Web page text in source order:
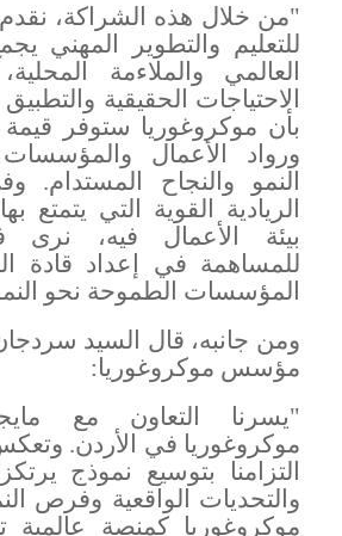
"من خلال هذه الشراكة، نقدم
للتعليم والتطوير المهني
العالمي والملاءمة
الاحتياجات الحقيقية
بأن موكروغوريا ستوفر قيمة
ورواد الأعمال
النمو والنجاح
الريادية القوية التي يتمتع
بيئة الأعمال فيه، نرى
للمساهمة في إعداد قادة
المؤسسات الطموحة نحو
ومن جانبه، قال السيد
مؤسس موكروغوريا:
"يسرنا التعاون مع
موكروغوريا في الأردن.
التزامنا بتوسيع نموذج
والتحديات الواقعية وفرص
موكروغوريا كمنصة عالمية